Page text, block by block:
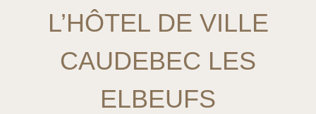
L’HÔTEL DE VILLE
CAUDEBEC LES
ELBEUFS